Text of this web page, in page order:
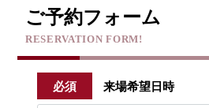
ご予約フォーム
RESERVATION FORM!
必須 来場希望日時